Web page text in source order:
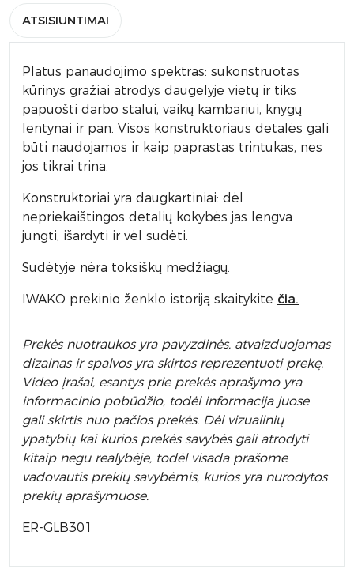
ATSISIUNTIMAI
Platus panaudojimo spektras: sukonstruotas
kūrinys gražiai atrodys daugelyje vietų ir tiks
papuošti darbo stalui, vaikų kambariui, knygų
lentynai ir pan. Visos konstruktoriaus detalės gali
būti naudojamos ir kaip paprastas trintukas, nes
jos tikrai trina.
Konstruktoriai yra daugkartiniai: dėl
nepriekaištingos detalių kokybės jas lengva
jungti, išardyti ir vėl sudėti.
Sudėtyje nėra toksiškų medžiagų.
IWAKO prekinio ženklo istoriją skaitykite čia.
Prekės nuotraukos yra pavyzdinės, atvaizduojamas
dizainas ir spalvos yra skirtos reprezentuoti prekę.
Video įrašai, esantys prie prekės aprašymo yra
informacinio pobūdžio, todėl informacija juose
gali skirtis nuo pačios prekės. Dėl vizualinių
ypatybių kai kurios prekės savybės gali atrodyti
kitaip negu realybėje, todėl visada prašome
vadovautis prekių savybėmis, kurios yra nurodytos
prekių aprašymuose.
ER-GLB301